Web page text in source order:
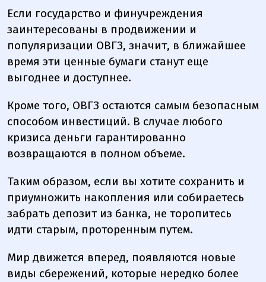
Если государство и финучреждения
заинтересованы в продвижении и
популяризации ОВГЗ, значит, в ближайшее
время эти ценные бумаги станут еще
выгоднее и доступнее.
Кроме того, ОВГЗ остаются самым безопасным
способом инвестиций. В случае любого
кризиса деньги гарантированно
возвращаются в полном объеме.
Таким образом, если вы хотите сохранить и
приумножить накопления или собираетесь
забрать депозит из банка, не торопитесь
идти старым, проторенным путем.
Мир движется вперед, появляются новые
виды сбережений, которые нередко более